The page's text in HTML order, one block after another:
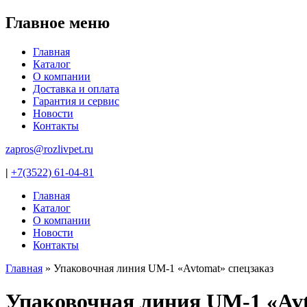
Главное меню
Главная
Каталог
О компании
Доставка и оплата
Гарантия и сервис
Новости
Контакты
zapros@rozlivpet.ru
| +7(3522) 61-04-81
Главная
Каталог
О компании
Новости
Контакты
Главная » Упаковочная линия UM-1 «Avtomat» спецзаказ
Упаковочная линия UM-1